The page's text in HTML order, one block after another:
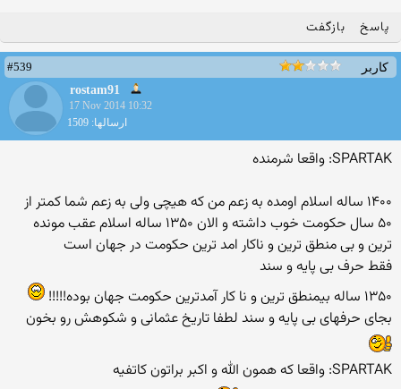
پاسخ بازگفت
کاربر
#539
rostam91
17 Nov 2014 10:32
ارسالها: 1509
SPARTAK: واقعا شرمنده
۱۴۰۰ ساله اسلام اومده به زعم من که هیچی ولی به زعم شما کمتر از
۵۰ سال حکومت خوب داشته و الان ۱۳۵۰ ساله اسلام عقب مونده
ترین و بی منطق ترین و ناکار امد ترین حکومت در جهان است
فقط حرف بی پایه و سند
۱۳۵۰ ساله بیمنطق ترین و نا کار آمدترین حکومت جهان بوده!!!!!
بجای حرفهای بی پایه و سند لطفا تاریخ عثمانی و شکوهش رو بخون
SPARTAK: واقعا که همون الله و اکبر براتون کاتفیه